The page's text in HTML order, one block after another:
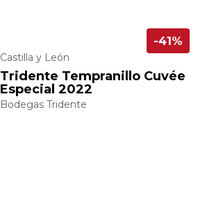
Castilla y León
Tridente Tempranillo Cuvée
Especial 2022
Bodegas Tridente
-41%